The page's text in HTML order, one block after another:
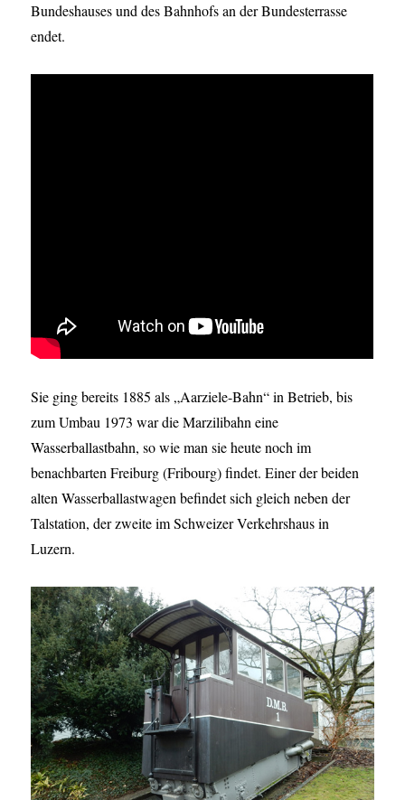
Bundeshauses und des Bahnhofs an der Bundesterrasse
endet.
Sie ging bereits 1885 als „Aarziele-Bahn“ in Betrieb, bis
zum Umbau 1973 war die Marzilibahn eine
Wasserballastbahn, so wie man sie heute noch im
benachbarten Freiburg (Fribourg) findet. Einer der beiden
alten Wasserballastwagen befindet sich gleich neben der
Talstation, der zweite im Schweizer Verkehrshaus in
Luzern.